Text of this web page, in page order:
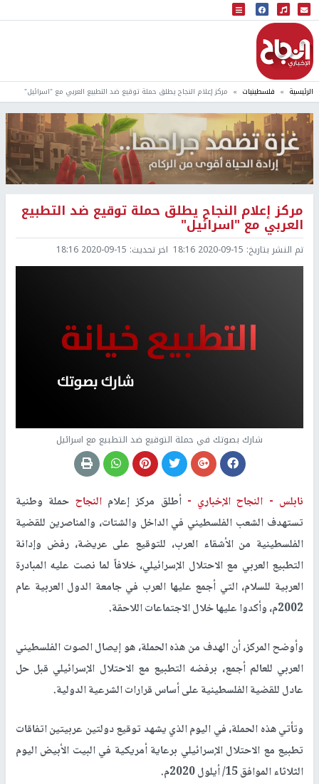
البث المباشر
إذاعة النجاح
الرئيسية فلسطينيات مركز إعلام النجاح يطلق حملة توقيع ضد التطبيع العربي مع "اسرائيل"
مركز إعلام النجاح يطلق حملة توقيع ضد التطبيع
العربي مع "اسرائيل"
تم النشر بتاريخ: 2020-09-15 18:16 اخر تحديث: 2020-09-15 18:16
شارك بصوتك في حملة التوقيع ضد التطبيع مع اسرائيل
نابلس - النجاح الإخباري -أطلق مركز إعلامالنجاح حملة وطنية
تستهدف الشعب الفلسطيني في الداخل والشتات، والمناصرين للقضية
الفلسطينية من الأشقاء العرب، للتوقيع على عريضة، رفض وإدانة
التطبيع العربي مع الاحتلال الإسرائيلي، خلافاً لما نصت عليه المبادرة
العربية للسلام، التي أجمع عليها العرب في جامعة الدول العربية عام
2002م، وأكدوا عليها خلال الاجتماعات اللاحقة.
وأوضح المركز، أن الهدف من هذه الحملة، هو إيصال الصوت الفلسطيني
العربي للعالم أجمع، برفضه التطبيع مع الاحتلال الإسرائيلي قبل حل
عادل للقضية الفلسطينية على أساس قرارات الشرعية الدولية.
وتأتي هذه الحملة، في اليوم الذي يشهد توقيع دولتين عربيتين اتفاقات
تطبيع مع الاحتلال الإسرائيلي برعاية أمريكية في البيت الأبيض اليوم
الثلاثاء الموافق 15/ أيلول 2020م.